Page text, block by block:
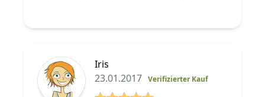
Iris
23.01.2017 Verifizierter Kauf